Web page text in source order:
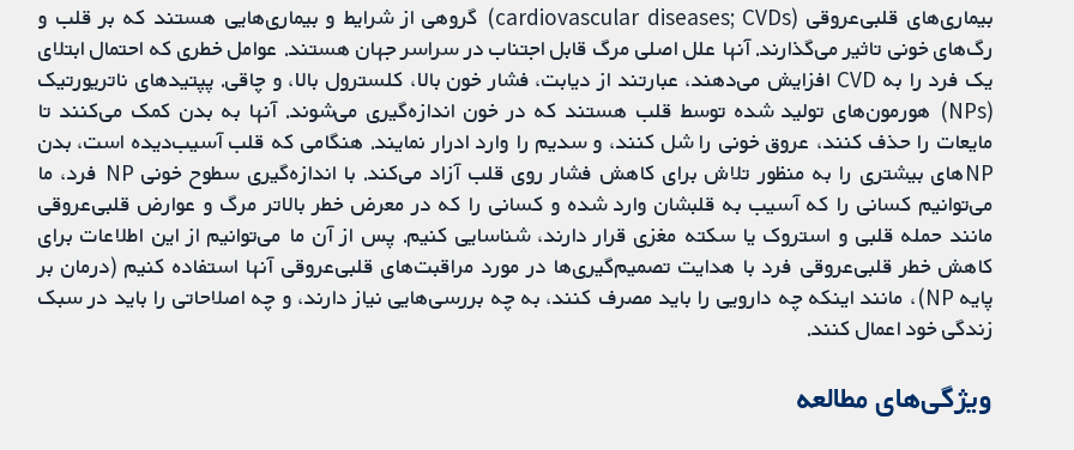
بیماری‌های قلبی‌عروقی (cardiovascular diseases; CVDs) گروهی از شرایط و بیماری‌هایی هستند که بر قلب و
رگ‌های خونی تاثیر می‌گذارند. آنها علل اصلی مرگ قابل اجتناب در سراسر جهان هستند. عوامل خطری که احتمال ابتلای
یک فرد را به CVD افزایش می‌دهند، عبارتند از دیابت، فشار خون بالا، کلسترول بالا، و چاقی. پپتیدهای ناتریورتیک
(NPs) هورمون‌های تولید شده توسط قلب هستند که در خون اندازه‌گیری می‌شوند. آنها به بدن کمک می‌کنند تا
مایعات را حذف کنند، عروق خونی را شل کنند، و سدیم را وارد ادرار نمایند. هنگامی که قلب آسیب‌دیده است، بدن
NPهای بیشتری را به منظور تلاش برای کاهش فشار روی قلب آزاد می‌کند. با اندازه‌گیری سطوح خونی NP فرد، ما
می‌توانیم کسانی را که آسیب به قلبشان وارد شده و کسانی را که در معرض خطر بالاتر مرگ و عوارض قلبی‌عروقی
مانند حمله قلبی و استروک یا سکته مغزی قرار دارند، شناسایی کنیم. پس از آن ما می‌توانیم از این اطلاعات برای
کاهش خطر قلبی‌عروقی فرد با هدایت تصمیم‎‌گیری‎‌ها در مورد مراقبت‌های قلبی‌عروقی آنها استفاده کنیم (درمان بر
پایه NP)، مانند اینکه چه دارویی را باید مصرف کنند، به چه بررسی‌هایی نیاز دارند، و چه اصلاحاتی را باید در سبک
زندگی خود اعمال کنند.
ویژگی‌های مطالعه